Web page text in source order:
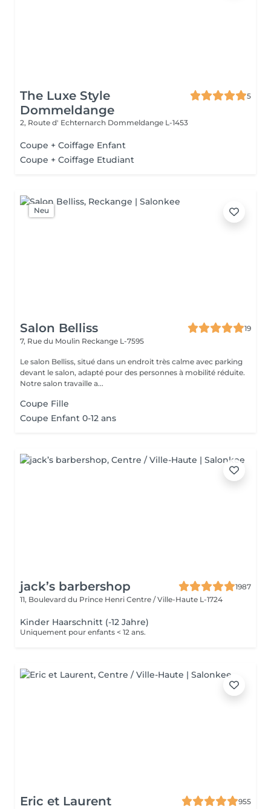
The Luxe Style
Dommeldange
5
2, Route d' Echternarch Dommeldange L-1453
Coupe + Coiffage Enfant
Coupe + Coiffage Etudiant
Neu
Salon Belliss
19
7, Rue du Moulin Reckange L-7595
Le salon Belliss, situé dans un endroit très calme avec parking
devant le salon, adapté pour des personnes à mobilité réduite.
Notre salon travaille a...
Coupe Fille
Coupe Enfant 0-12 ans
jack’s barbershop
1987
11, Boulevard du Prince Henri Centre / Ville-Haute L-1724
Kinder Haarschnitt (-12 Jahre)
Uniquement pour enfants < 12 ans.
Eric et Laurent
955